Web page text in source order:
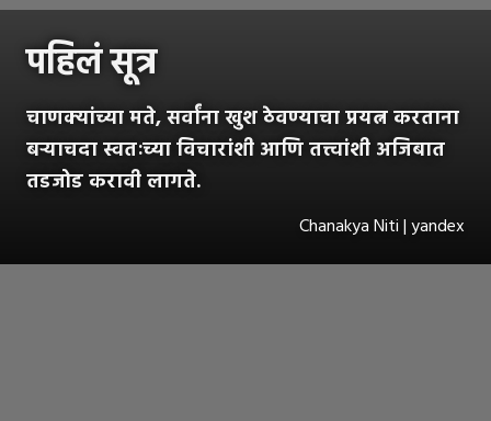
पहिलं सूत्र
चाणक्यांच्या मते, सर्वांना खुश ठेवण्याचा प्रयत्न करताना
बऱ्याचदा स्वतःच्या विचारांशी आणि तत्त्वांशी अजिबात
तडजोड करावी लागते.
Chanakya Niti | yandex